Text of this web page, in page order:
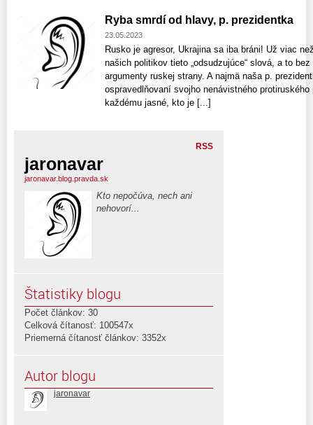
Ryba smrdí od hlavy, p. prezidentka
23.05.2023
Rusko je agresor, Ukrajina sa iba bráni! Už viac
našich politikov tieto „odsudzujúce“ slová, a to
argumenty ruskej strany. A najmä naša p.
ospravedlňovaní svojho nenávistného
každému jasné, kto je [...]
RSS
jaronavar
jaronavar.blog.pravda.sk
Kto nepočúva, nech ani
nehovorí...
Štatistiky blogu
Počet článkov: 30
Celková čítanosť: 100547x
Priemerná čítanosť článkov: 3352x
Autor blogu
jaronavar